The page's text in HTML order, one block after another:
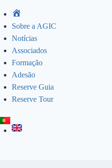
Sobre a AGIC
Notícias
Associados
Formação
Adesão
Reserve Guia
Reserve Tour